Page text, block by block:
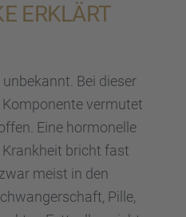
ERKLÄRT
Bei dieser
vermu­tet
Eine hormo­nelle
bricht fast
meist in den
Pille,